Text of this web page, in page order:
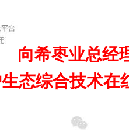
向希枣业总经
态综合技术在